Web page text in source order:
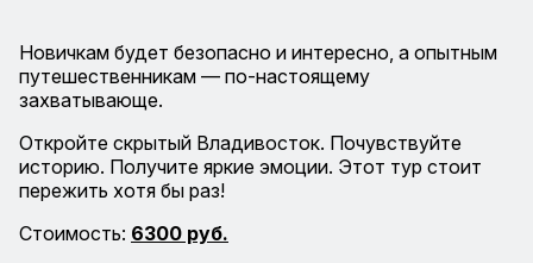
Новичкам будет безопасно и интересно, а опытным
путешественникам — по-настоящему
захватывающе.
Откройте скрытый Владивосток. Почувствуйте
историю. Получите яркие эмоции. Этот тур стоит
пережить хотя бы раз!
Стоимость: 6300 руб.